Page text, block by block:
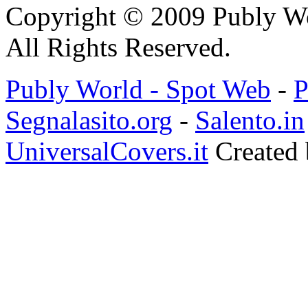
Copyright © 2009 Publy
All Rights Reserved.
Publy World - Spot Web -
Segnalasito.org - Salento.in
UniversalCovers.it